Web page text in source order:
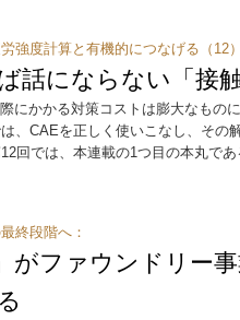
強度計算と有機的につなげる（12
話にならない「接
にかかる対策コストは膨大なもの
、CAEを正しく使いこなし、その
回では、本連載の1つ目の本丸で
終段階へ：
」がファウンドリー